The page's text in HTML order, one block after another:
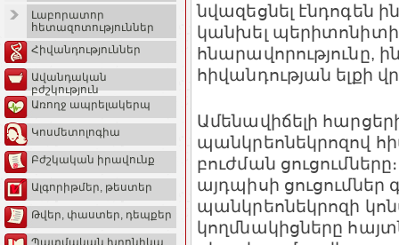
Լաբորատոր
հետազոտություններ
Հիվանդություններ
Ավանդական
բժշկություն
Առողջ ապրելակերպ
Կոսմետոլոգիա
Բժշկական իրավունք
Ալգորիթմեր, թեստեր
Թվեր, փաստեր, դեպքեր
նվազեցնել էնդոգեն
կանխել
հնարավորությունը,
հիվանդության ելքի
Ամենավիճելի
պանկրեոնեկրոզով
բուժման
այդպիսի ցուցումներ
պանկրեոնեկրոզի
կողմնակիցները